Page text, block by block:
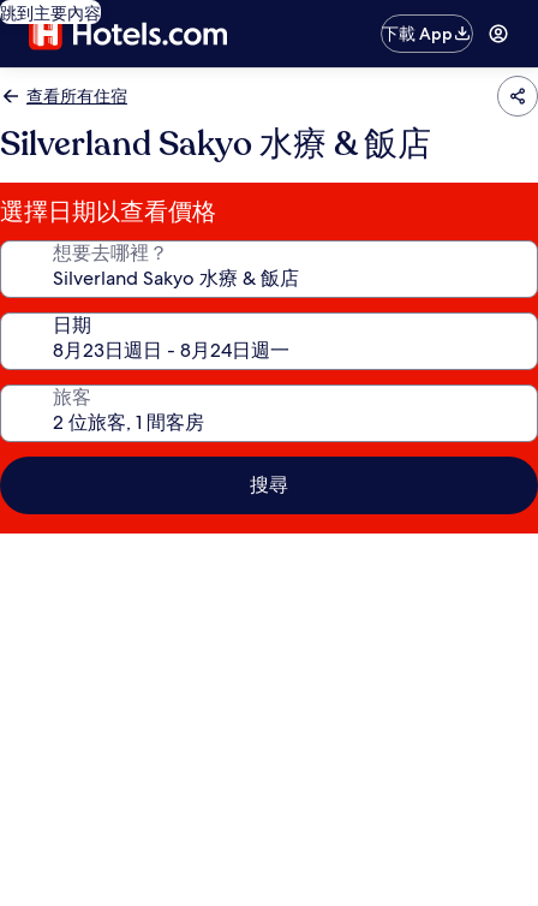
跳到主要內容
下載 App
查看所有住宿
Silverland Sakyo 水療 & 飯店
選擇日期以查看價格
想要去哪裡？
日期
旅客
搜尋